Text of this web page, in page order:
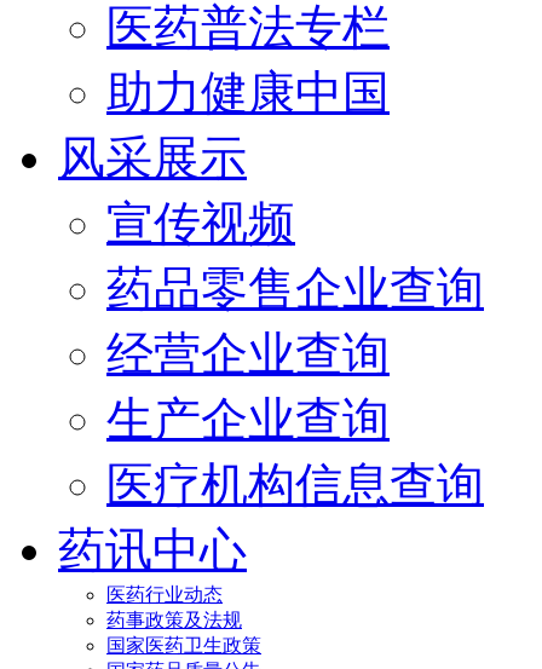
医药普法专栏
助力健康中国
风采展示
宣传视频
药品零售企业查询
经营企业查询
生产企业查询
医疗机构信息查询
药讯中心
医药行业动态
药事政策及法规
国家医药卫生政策